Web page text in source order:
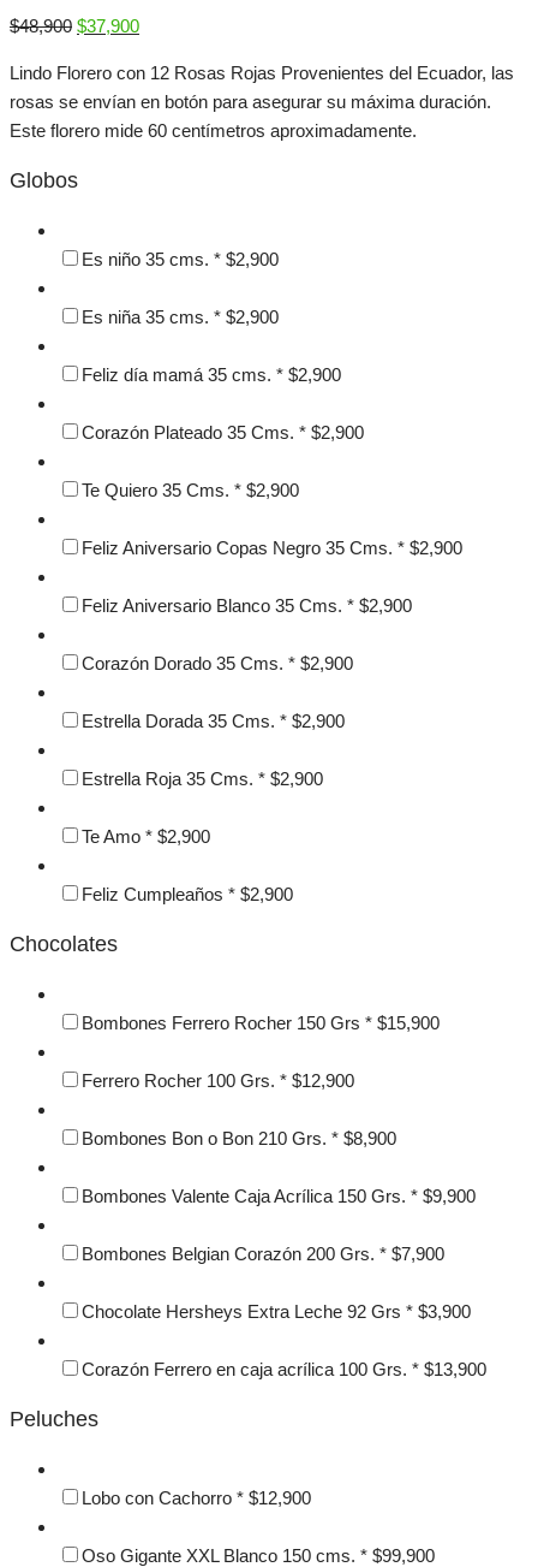
$48,900 El
original
era:
$48,900.
$37,900El
actual
es:
$37,900.
Lindo Florero con 12 Rosas Rojas Provenientes del Ecuador, las
rosas se envían en botón para asegurar su máxima duración.
Este florero mide 60 centímetros aproximadamente.
Globos
Es niño 35 cms. * $2,900
Es niña 35 cms. * $2,900
Feliz día mamá 35 cms. * $2,900
Corazón Plateado 35 Cms. * $2,900
Te Quiero 35 Cms. * $2,900
Feliz Aniversario Copas Negro 35 Cms. * $2,900
Feliz Aniversario Blanco 35 Cms. * $2,900
Corazón Dorado 35 Cms. * $2,900
Estrella Dorada 35 Cms. * $2,900
Estrella Roja 35 Cms. * $2,900
Te Amo * $2,900
Feliz Cumpleaños * $2,900
Chocolates
Bombones Ferrero Rocher 150 Grs * $15,900
Ferrero Rocher 100 Grs. * $12,900
Bombones Bon o Bon 210 Grs. * $8,900
Bombones Valente Caja Acrílica 150 Grs. * $9,900
Bombones Belgian Corazón 200 Grs. * $7,900
Chocolate Hersheys Extra Leche 92 Grs * $3,900
Corazón Ferrero en caja acrílica 100 Grs. * $13,900
Peluches
Lobo con Cachorro * $12,900
Oso Gigante XXL Blanco 150 cms. * $99,900